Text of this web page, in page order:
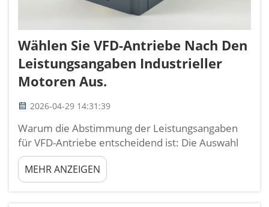
Wählen Sie VFD-Antriebe Nach Den
Leistungsangaben Industrieller
Motoren Aus.
2026-04-29 14:31:39
Warum die Abstimmung der Leistungsangaben
für VFD-Antriebe entscheidend ist: Die Auswahl
der richtigen VFD-Antriebe anhand genauer
industrieller Motorleistungsangaben ist die
Grundlage für eine zuverlässige, effiziente und
MEHR ANZEIGEN